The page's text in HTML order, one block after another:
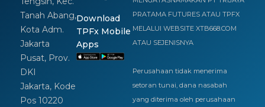
Tanah Abang,
Kota Adm.
Jakarta
Pusat, Prov.
DKI
Jakarta, Kode
Pos 10220
Download
TPFx Mobile
Apps
PRATAMA FUTURES ATAU TPFX
MELALUI WEBSITE XTB668.COM
ATAU SEJENISNYA
Perusahaan tidak menerima
setoran tunai, dana nasabah
yang diterima oleh perusahaan